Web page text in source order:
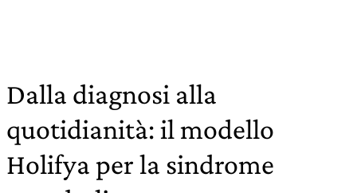
Dalla diagnosi alla
quotidianità: il modello
Holifya per la sindrome